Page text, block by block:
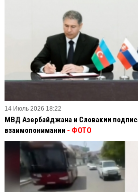
14 Июль 2026 18:22
МВД Азербайджана и Словакии
взаимопонимании - ФОТО